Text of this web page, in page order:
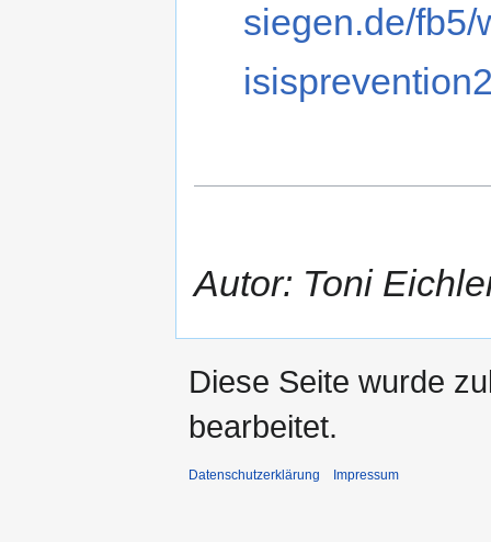
siegen.de/fb5/
Autor: Toni
Diese Seite wurde
bearbeitet.
Datenschutzerklärung Impressum